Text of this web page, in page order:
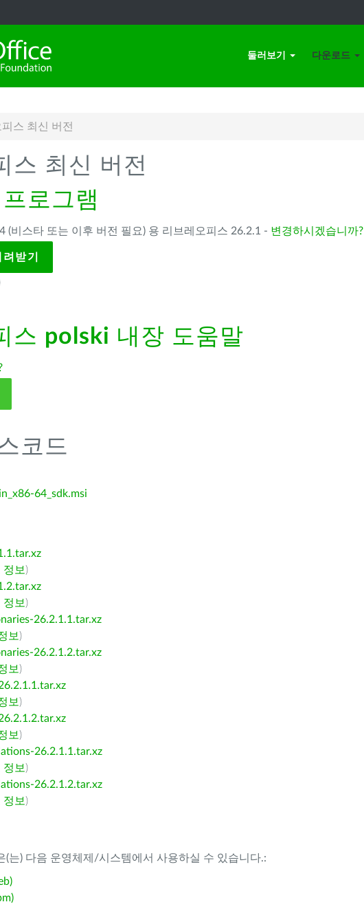
둘러보기 다운로드
스 최신 버전
스 최신 버전
로그램
(비스타 또는 이후 버전 필요) 용 리브레오피스 26.2.1 - 변경하시겠습니까?
받기
스 polski 내장 도움말
코드
64_sdk.msi
정보 )
정보 )
26.2.1.1.tar.xz
보 )
26.2.1.2.tar.xz
보 )
보 )
보 )
26.2.1.1.tar.xz
정보 )
26.2.1.2.tar.xz
정보 )
(는) 다음 운영체제/시스템에서 사용하실 수 있습니다.: